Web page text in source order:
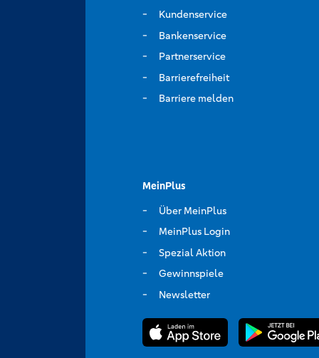
Kundenservice
Bankenservice
Partnerservice
Barrierefreiheit
Barriere melden
MeinPlus
Über MeinPlus
MeinPlus Login
Spezial Aktion
Gewinnspiele
Newsletter